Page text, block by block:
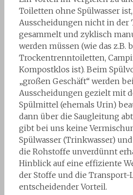
Toiletten ohne Spülwasser
Ausscheidungen nicht in der
gesammelt und zyklisch
werden müssen (wie das z.B.
Trockentrenntoiletten,
Kompostklos ist). Beim
„großen Geschäft“ werden
Ausscheidungen gezielt mit
Spülmittel (ehemals Urin)
dann über die Saugleitung
gibt bei uns keine
Spülwasser (Trinkwasser)
die Rohstoffe unverdünnt
Hinblick auf eine effiziente
der Stoffe und die
entscheidender Vorteil.